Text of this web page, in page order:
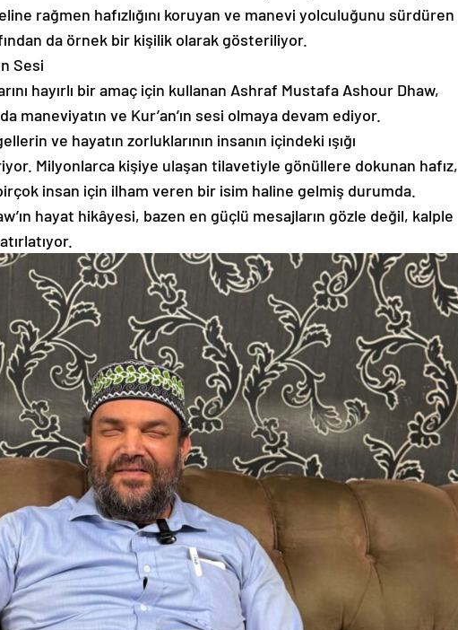
rağmen hafızlığını koruyan ve manevi yolculuğunu sürdüren
da örnek bir kişilik olarak gösteriliyor.
Sesi
hayırlı bir amaç için kullanan Ashraf Mustafa Ashour Dhaw,
maneviyatın ve Kur’an’ın sesi olmaya devam ediyor.
ve hayatın zorluklarının insanın içindeki ışığı
Milyonlarca kişiye ulaşan tilavetiyle gönüllere dokunan hafız,
insan için ilham veren bir isim haline gelmiş durumda.
hayat hikâyesi, bazen en güçlü mesajların gözle değil, kalple